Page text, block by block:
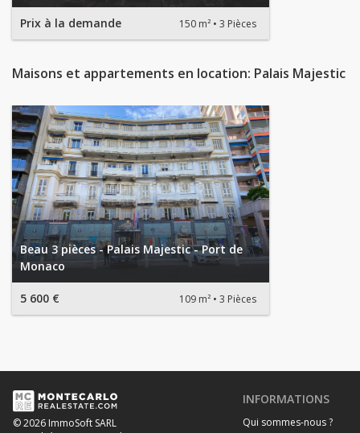
Prix à la demande 150 m² 3 Pièces
Maisons et appartements en location: Palais Majestic
Beau 3 pièces - Palais Majestic - Port de
Monaco
5 600 € 109 m² 3 Pièces
© 2026 ImmoSoft SARL
INFORMATIONS
Qui sommes-nous ?